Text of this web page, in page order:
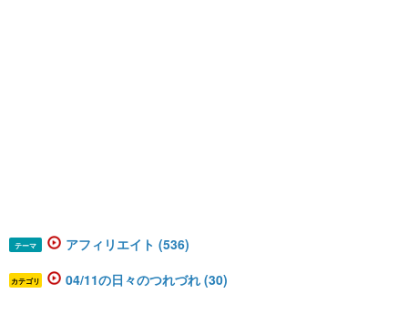
テーマ アフィリエイト (536)
カテゴリ 04/11の日々のつれづれ (30)